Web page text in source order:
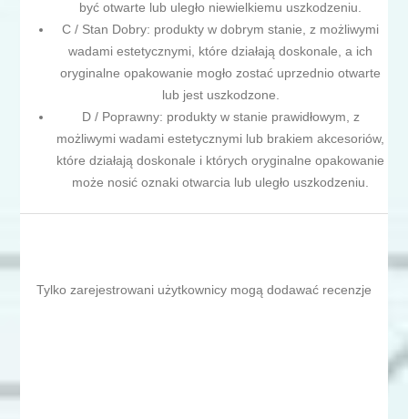
być otwarte lub uległo niewielkiemu uszkodzeniu.
C / Stan Dobry: produkty w dobrym stanie, z możliwymi
wadami estetycznymi, które działają doskonale, a ich
oryginalne opakowanie mogło zostać uprzednio otwarte
lub jest uszkodzone.
D / Poprawny: produkty w stanie prawidłowym, z
możliwymi wadami estetycznymi lub brakiem akcesoriów,
które działają doskonale i których oryginalne opakowanie
może nosić oznaki otwarcia lub uległo uszkodzeniu.
Tylko zarejestrowani użytkownicy mogą dodawać recenzje